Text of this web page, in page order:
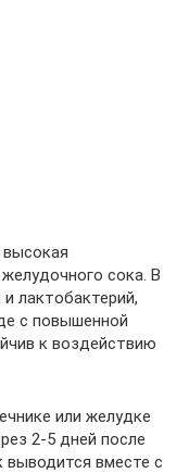
сока. В
лактобактерий,
с повышенной
к воздействию
или желудке
2-5 дней после
выводится вместе с